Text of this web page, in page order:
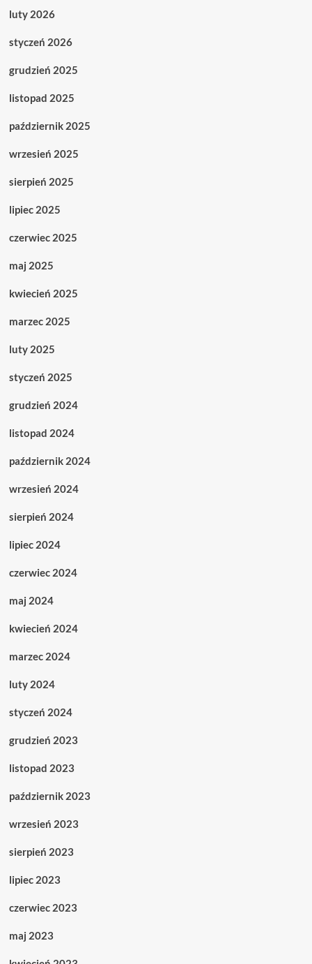
luty 2026
styczeń 2026
grudzień 2025
listopad 2025
październik 2025
wrzesień 2025
sierpień 2025
lipiec 2025
czerwiec 2025
maj 2025
kwiecień 2025
marzec 2025
luty 2025
styczeń 2025
grudzień 2024
listopad 2024
październik 2024
wrzesień 2024
sierpień 2024
lipiec 2024
czerwiec 2024
maj 2024
kwiecień 2024
marzec 2024
luty 2024
styczeń 2024
grudzień 2023
listopad 2023
październik 2023
wrzesień 2023
sierpień 2023
lipiec 2023
czerwiec 2023
maj 2023